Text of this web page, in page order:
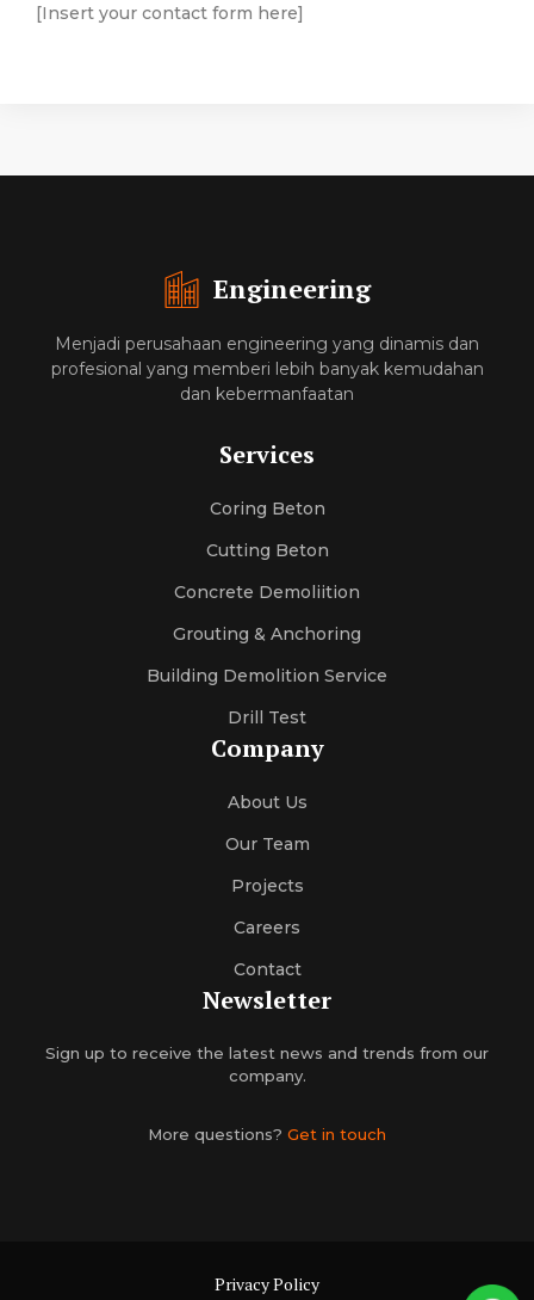
[Insert your contact form here]
Engineering
Menjadi perusahaan engineering yang dinamis dan
profesional yang memberi lebih banyak kemudahan
dan kebermanfaatan
Services
Coring Beton
Cutting Beton
Concrete Demoliition
Grouting & Anchoring
Building Demolition Service
Drill Test
Company
About Us
Our Team
Projects
Careers
Contact
Newsletter
Sign up to receive the latest news and trends from our
company.
More questions? Get in touch
Privacy Policy